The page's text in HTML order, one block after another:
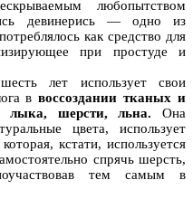
любопытством
девинерись — одно из
как средство для
при простуде и
лет использует свои
ввоссоздании тканых и
лыка, шерсти, льна. Она
цвета, использует
кстати, используется
спрячь шерсть,
тем самым в